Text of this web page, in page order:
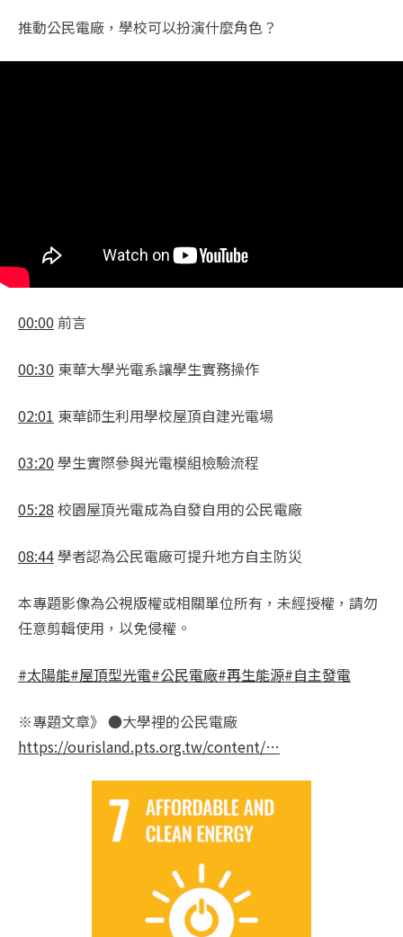
推動公民電廠，學校可以扮演什麼角色？
00:00 前言
00:30 東華大學光電系讓學生實務操作
02:01 東華師生利用學校屋頂自建光電場
03:20 學生實際參與光電模組檢驗流程
05:28 校園屋頂光電成為自發自用的公民電廠
08:44學者認為公民電廠可提升地方自主防災
本專題影像為公視版權或相關單位所有，未經授權，請勿
任意剪輯使用，以免侵權。
#太陽能#屋頂型光電#公民電廠#再生能源#自主發電
※專題文章》 ●大學裡的公民電廠
https://ourisland.pts.org.tw/content/…